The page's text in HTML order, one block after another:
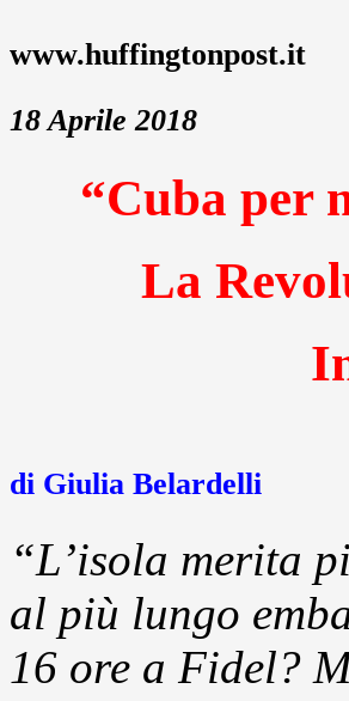
www.huffingtonpost.it
18 Aprile 2018
“Cuba per
La
di Giulia Belardelli
“L’isola merita
al più lungo
16 ore a Fidel?